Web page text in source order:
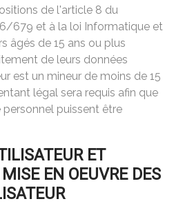
de l'article 8 du
679 et à la loi Informatique et
âgés de 15 ans ou plus
de leurs données
est un mineur de moins de 15
légal sera requis afin que
puissent être
ET
EN OEUVRE DES